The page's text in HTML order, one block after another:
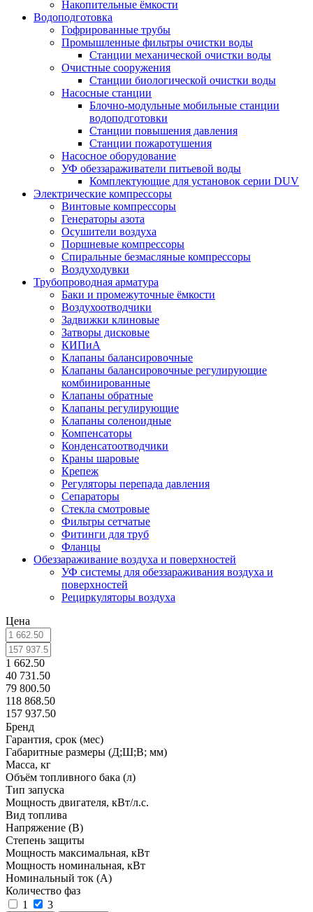
Накопительные ёмкости
Водоподготовка
Гофрированные трубы
Промышленные фильтры очистки воды
Станции механической очистки воды
Очистные сооружения
Станции биологической очистки воды
Насосные станции
Блочно-модульные мобильные станции
водоподготовки
Станции повышения давления
Станции пожаротушения
Насосное оборудование
УФ обеззараживатели питьевой воды
Комплектующие для установок серии DUV
Электрические компрессоры
Винтовые компрессоры
Генераторы азота
Осушители воздуха
Поршневые компрессоры
Спиральные безмасляные компрессоры
Воздуходувки
Трубопроводная арматура
Баки и промежуточные ёмкости
Воздухоотводчики
Задвижки клиновые
Затворы дисковые
КИПиА
Клапаны балансировочные
Клапаны балансировочные регулирующие
комбинированные
Клапаны обратные
Клапаны регулирующие
Клапаны соленоидные
Компенсаторы
Конденсатоотводчики
Краны шаровые
Крепеж
Регуляторы перепада давления
Сепараторы
Стекла смотровые
Фильтры сетчатые
Фитинги для труб
Фланцы
Обеззараживание воздуха и поверхностей
УФ системы для обеззараживания воздуха и
поверхностей
Рециркуляторы воздуха
Цена
1 662.50
40 731.50
79 800.50
118 868.50
157 937.50
Бренд
Гарантия, срок (мес)
Габаритные размеры (Д;Ш;В; мм)
Масса, кг
Объём топливного бака (л)
Тип запуска
Мощность двигателя, кВт/л.с.
Вид топлива
Напряжение (В)
Степень защиты
Мощность максимальная, кВт
Мощность номинальная, кВт
Номинальный ток (А)
Количество фаз
1
3